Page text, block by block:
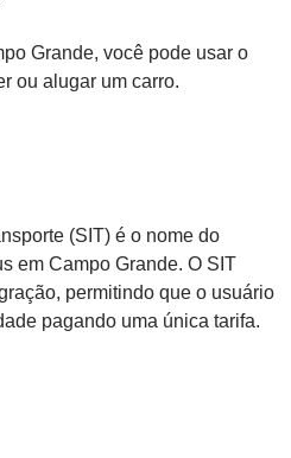
Grande, você pode usar o
ou alugar um carro.
(SIT) é o nome do
em Campo Grande. O SIT
permitindo que o usuário
pagando uma única tarifa.